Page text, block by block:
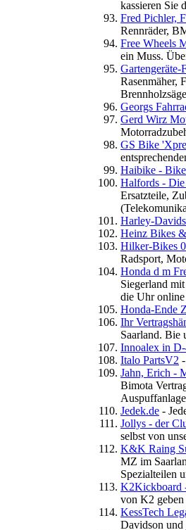
kassieren Sie
Fred Pichler,
Rennräder,
Free Wheels
ein Muss.
Gartengeräte-
Rasenmäher,
Georgs
Gerd Wirz
GS Bike
Haibike -
Halfords -
Ersatzteile,
Harley-
Heinz Bikes
Hilker-Bikes
Radsport,
Honda d m
Siegerland
die Uhr
Honda-Ende
Ihr
Saarland. Bie
Innoalex in
Italo PartsV2
Jahn, Erich -
Bimota
Jedek.de -
Jollys - der
selbst von
K&K Raing
MZ im
Spezialteilen
K2Kickboard
von K2
KessTech
Davidson und